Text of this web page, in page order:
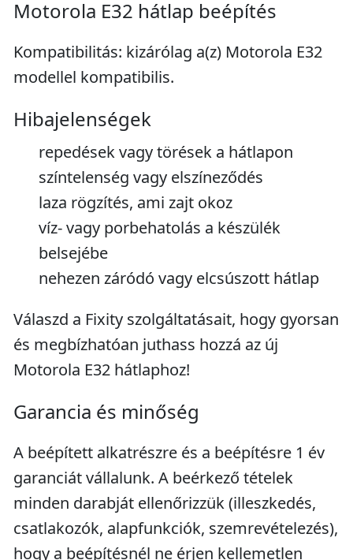
Motorola E32 hátlap beépítés
Kompatibilitás: kizárólag a(z) Motorola E32
modellel kompatibilis.
Hibajelenségek
repedések vagy törések a hátlapon
színtelenség vagy elszíneződés
laza rögzítés, ami zajt okoz
víz- vagy porbehatolás a készülék
belsejébe
nehezen záródó vagy elcsúszott hátlap
Válaszd a Fixity szolgáltatásait, hogy gyorsan
és megbízhatóan juthass hozzá az új
Motorola E32 hátlaphoz!
Garancia és minőség
A beépített alkatrészre és a beépítésre 1 év
garanciát vállalunk. A beérkező tételek
minden darabját ellenőrizzük (illeszkedés,
csatlakozók, alapfunkciók, szemrevételezés),
hogy a beépítésnél ne érjen kellemetlen